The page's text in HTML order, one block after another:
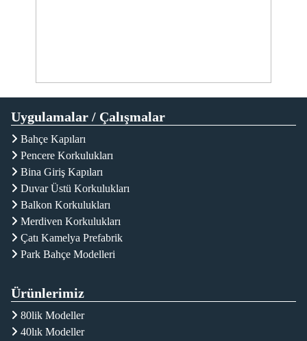
Uygulamalar / Çalışmalar
Bahçe Kapıları
Pencere Korkulukları
Bina Giriş Kapıları
Duvar Üstü Korkulukları
Balkon Korkulukları
Merdiven Korkulukları
Çatı Kamelya Prefabrik
Park Bahçe Modelleri
Ürünlerimiz
80lik Modeller
40lık Modeller